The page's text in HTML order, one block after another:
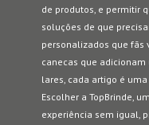
de produtos, e permitir
soluções de que
personalizados que fãs
canecas que
lares, cada artigo é
Escolher a TopBrinde,
experiência sem igual,